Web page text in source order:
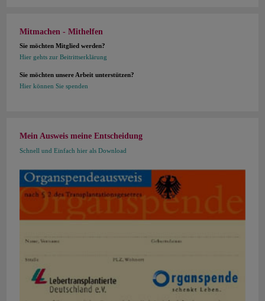
Mitmachen - Mithelfen
Sie möchten Mitglied werden?
Hier gehts zur Beitrittserklärung
Sie möchten unsere Arbeit unterstützen?
Hier können Sie spenden
Mein Ausweis meine Entscheidung
Schnell und Einfach hier als Download